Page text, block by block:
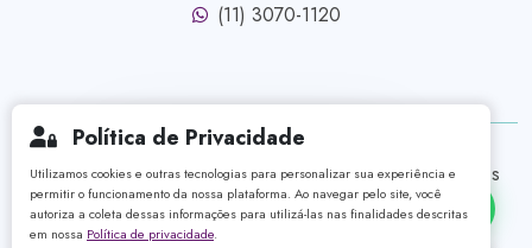
(11) 3070-1120
Global exames - Medicina Diagnóstica ©2026 - Todos os
Direitos Reservados
Política de Privacidade
Utilizamos cookies e outras tecnologias para personalizar sua experiência e
permitir o funcionamento da nossa plataforma. Ao navegar pelo site, você
autoriza a coleta dessas informações para utilizá-las nas finalidades descritas
em nossa Política de privacidade.
Olá! Vamos iniciar uma
conversa pelo WhatsApp?